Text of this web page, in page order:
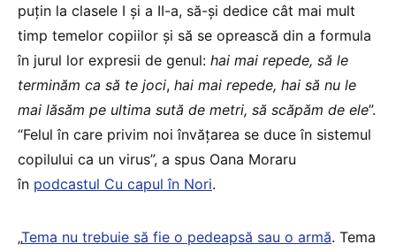
puțin la clasele I și a II-a, să-și dedice cât mai mult
timp temelor copiilor și să se oprească din a formula
în jurul lor expresii de genul: hai mai repede, să le
terminăm ca să te joci, hai mai repede, hai să nu le
mai lăsăm pe ultima sută de metri, să scăpăm de ele”.
“Felul în care privim noi învățarea se duce în sistemul
copilului ca un virus”, a spus Oana Moraru
în podcastul Cu capul în Nori.
„Tema nu trebuie să fie o pedeapsă sau o armă. Tema